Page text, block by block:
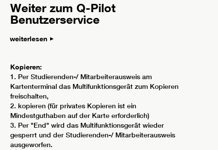
Weiter zum Q-Pilot
Benutzerservice
weiterlesen
Kopieren:
1. Per Studierenden-/ Mitarbeiterausweis am
Kartenterminal das Multifunktionsgerät zum Kopieren
freischalten,
2. kopieren (für privates Kopieren ist ein
Mindestguthaben auf der Karte erforderlich)
3. Per "End" wird das Multifunktionsgerät wieder
gesperrt und der Studierenden-/ Mitarbeiterausweis
ausgeworfen.